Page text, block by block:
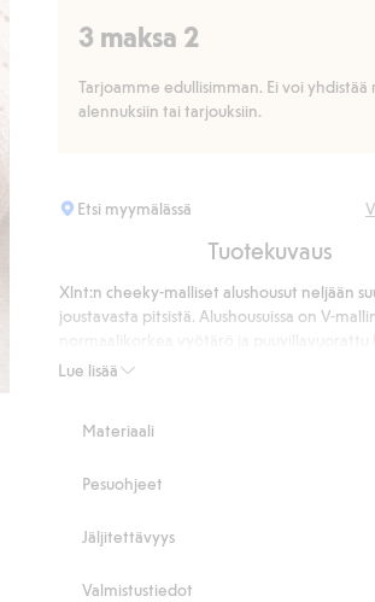
3 maksa 2
Tarjoamme edullisimman. Ei voi yhdistää
alennuksiin tai tarjouksiin.
Etsi myymälässä
Tuotekuvaus
Lue lisää
Xlnt:n cheeky-malliset alushousut neljään
joustavasta pitsistä. Alushousuissa on V-
Cheeky-malli
4-suuntainen jousto
Sisältää 87 % kierrätettyä polyamidia
Kierrätettyä polyamidia sisältävä sekoitekangas
Materiaali
Pesuohjeet
Jäljitettävyys
Valmistustiedot